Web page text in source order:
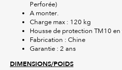
Perforée)
A monter.
Charge max : 120 kg
Housse de protection TM10
Fabrication : Chine
Garantie : 2 ans
DIMENSIONS/POIDS